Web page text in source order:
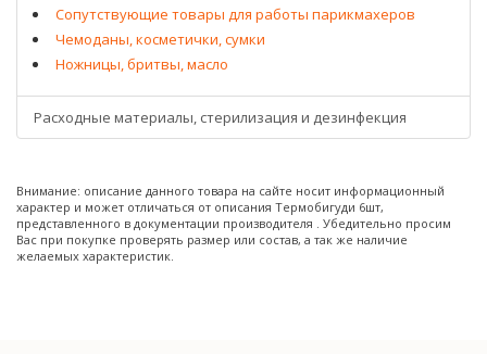
Сопутствующие товары для работы парикмахеров
Чемоданы, косметички, сумки
Ножницы, бритвы, масло
Расходные материалы, стерилизация и дезинфекция
Внимание: описание данного товара на сайте носит информационный
характер и может отличаться от описания Термобигуди 6шт,
представленного в документации производителя . Убедительно просим
Вас при покупке проверять размер или состав, а так же наличие
желаемых характеристик.